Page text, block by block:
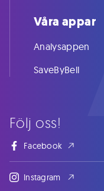
Följ oss!
Facebook
Instagram
Våra appar
Analysappen
SaveByBell